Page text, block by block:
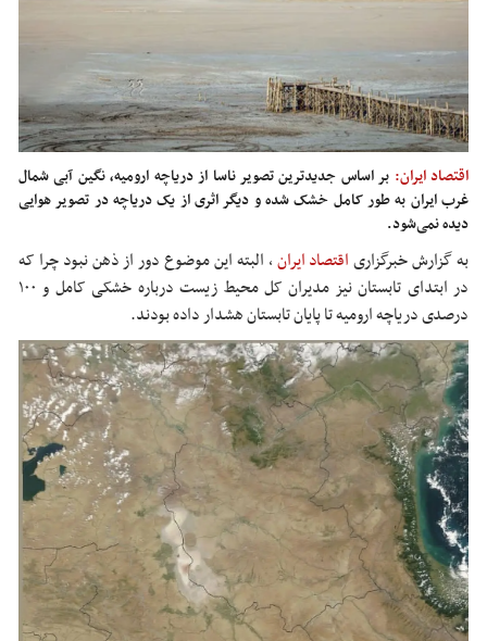
اقتصاد ایران: بر اساس جدیدترین تصویر ناسا از دریاچه ارومیه، نگین آبی شمال
غرب ایران به طور کامل خشک شده و دیگر اثری از یک دریاچه در تصویر هوایی
دیده نمی‌شود.
به گزارش خبرگزاریاقتصاد ایران، البته این موضوع دور از ذهن نبود چرا که
در ابتدای تابستان نیز مدیران کل محیط زیست درباره خشکی کامل و ۱۰۰
درصدی دریاچه ارومیه تا پایان تابستان هشدار داده بودند.